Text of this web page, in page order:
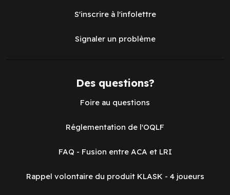
S'inscrire à l'infolettre
Signaler un problème
Des questions?
Foire au questions
Réglementation de l'OQLF
FAQ - Fusion entre ACA et LRI
Rappel volontaire du produit KLASK - 4 joueurs